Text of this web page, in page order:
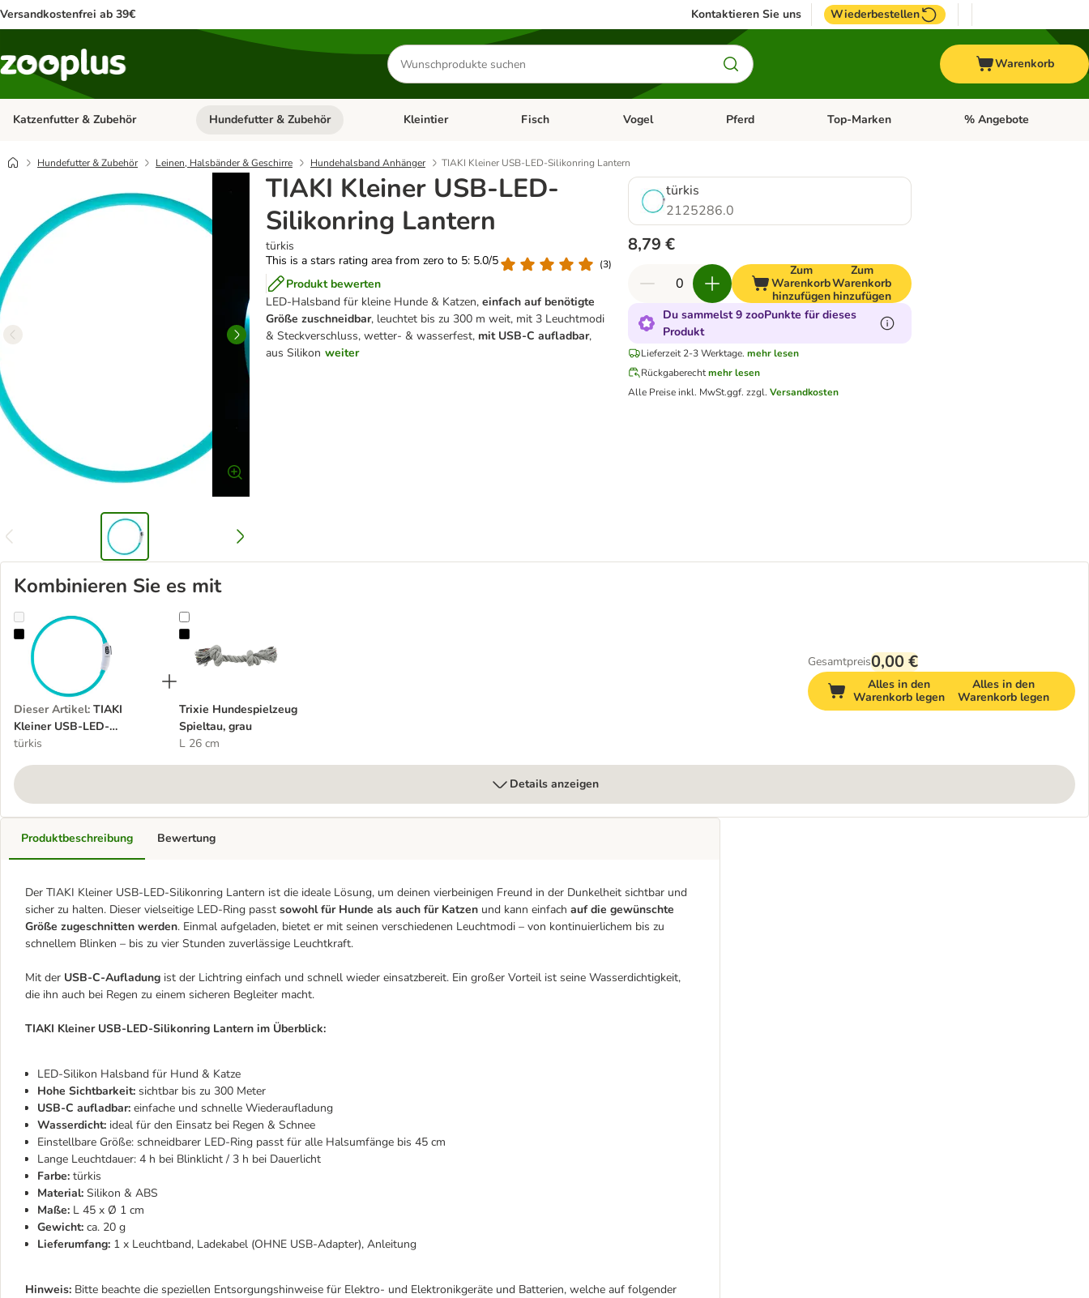
Versandkostenfrei ab 39€ Kontaktieren Sie uns Wiederbestellen
Produkte
suchen
Warenkorb
Katzenfutter & Zubehör Kategorie-Menü öffnen: Katzenfutter & Zubehör
Hundefutter & Zubehör Kategorie-Menü öffnen: Hundefutter & Zubehör
Kleintier Kategorie-Menü öffnen: Kleintier
Fisch Kategorie-Menü öffnen: Fisch
Vogel Kategorie-Menü öffnen: Vogel
Pferd Kategorie-Menü öffnen: Pferd
Top-Marken Kategorie-Menü öffnen:
% Angebote
Hundefutter & Zubehör Leinen, Halsbänder & Geschirre Hundehalsband Anhänger TIAKI Kleiner USB-LED-Silikonring Lantern
TIAKI Kleiner USB-LED-
Silikonring Lantern
türkis
This is a stars rating area from zero to 5: 5.0/5
(3)
Produkt bewerten
LED-Halsband für kleine Hunde & Katzen,einfach auf benötigte
Größe zuschneidbar, leuchtet bis zu 300 m weit, mit 3 Leuchtmodi
& Steckverschluss, wetter- & wasserfest, mit USB-C aufladbar,
aus Silikon weiter
türkis
2125286.0
8,79 €
Zum
Warenkorb
hinzufügen
Zum
Warenkorb
hinzufügen
Du sammelst 9 zooPunkte für dieses
Produkt
Lieferzeit 2-3 Werktage. mehr lesen
Rückgaberechtmehr lesen
Alle Preise inkl. MwSt.ggf. zzgl.Versandkosten
Kombinieren Sie es mit
TIAKI Kleiner USB-LED-Silikonring Lantern
Dieser Artikel: TIAKI
Kleiner USB-LED-
Silikonring Lantern
türkis
Trixie Hundespielzeug Spieltau, grau
Trixie Hundespielzeug
Spieltau, grau
L 26 cm
Gesamtpreis0,00 €
Alles in den
Warenkorb legen
Alles in den
Warenkorb legen
Details anzeigen
Produktbeschreibung
Der TIAKI Kleiner USB-LED-Silikonring Lantern ist die ideale Lösung, um deinen vierbeinigen Freund in der Dunkelheit sichtbar und
sicher zu halten. Dieser vielseitige LED-Ring passt sowohl für Hunde als auch für Katzen und kann einfach auf die gewünschte
Größe zugeschnitten werden. Einmal aufgeladen, bietet er mit seinen verschiedenen Leuchtmodi – von kontinuierlichem bis zu
schnellem Blinken – bis zu vier Stunden zuverlässige Leuchtkraft.
Mit der USB-C-Aufladung ist der Lichtring einfach und schnell wieder einsatzbereit. Ein großer Vorteil ist seine Wasserdichtigkeit,
die ihn auch bei Regen zu einem sicheren Begleiter macht.
TIAKI Kleiner USB-LED-Silikonring Lantern im Überblick:
LED-Silikon Halsband für Hund & Katze
Hohe Sichtbarkeit: sichtbar bis zu 300 Meter
USB-C aufladbar: einfache und schnelle Wiederaufladung
Wasserdicht: ideal für den Einsatz bei Regen & Schnee
Einstellbare Größe: schneidbarer LED-Ring passt für alle Halsumfänge bis 45 cm
Lange Leuchtdauer: 4 h bei Blinklicht / 3 h bei Dauerlicht
Farbe: türkis
Material: Silikon & ABS
Maße: L 45 x Ø 1 cm
Gewicht: ca. 20 g
Lieferumfang: 1 x Leuchtband, Ladekabel (OHNE USB-Adapter), Anleitung
Hinweis: Bitte beachte die speziellen Entsorgungshinweise für Elektro- und Elektronikgeräte und Batterien, welche auf folgender
Bewertung